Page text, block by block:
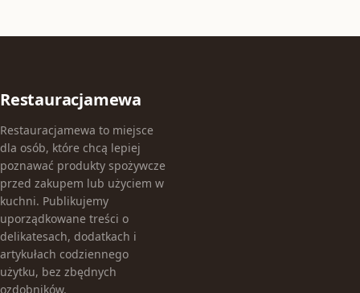
Restauracjamewa
Restauracjamewa to miejsce
dla osób, które chcą lepiej
poznawać produkty spożywcze
przed zakupem lub użyciem w
kuchni. Publikujemy
uporządkowane treści o
delikatesach, dodatkach i
artykułach codziennego
użytku, bez zbędnych
ozdobników.